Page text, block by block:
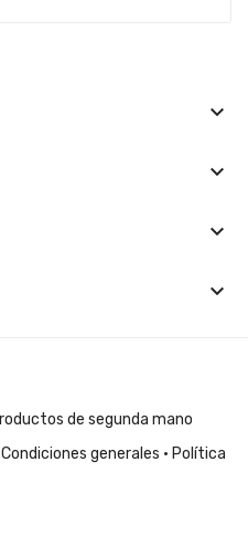
keyboard_arrow_down
keyboard_arrow_down
keyboard_arrow_down
keyboard_arrow_down
Condiciones generales · Política